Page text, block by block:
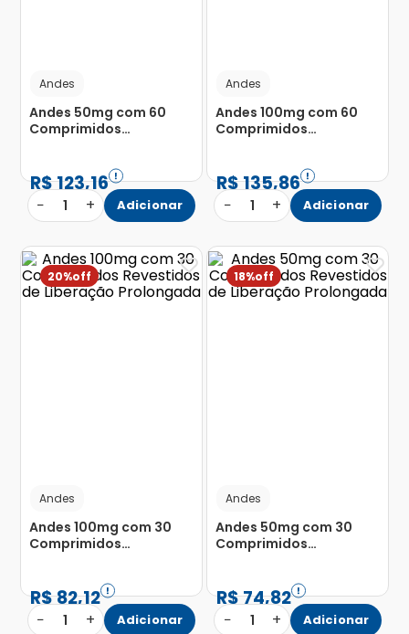
Andes
Andes 50mg com 60
Comprimidos
R$123,16
− 1 + Adicionar
Andes
Andes 100mg com 60
Comprimidos
R$135,86
− 1 + Adicionar
20%
Andes
Andes 100mg com 30
Comprimidos
R$82,12
− 1 + Adicionar
18%
Andes
Andes 50mg com 30
Comprimidos
R$74,82
− 1 + Adicionar